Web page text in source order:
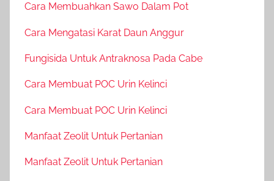
Cara Membuahkan Sawo Dalam Pot
Cara Mengatasi Karat Daun Anggur
Fungisida Untuk Antraknosa Pada Cabe
Cara Membuat POC Urin Kelinci
Cara Membuat POC Urin Kelinci
Manfaat Zeolit Untuk Pertanian
Manfaat Zeolit Untuk Pertanian